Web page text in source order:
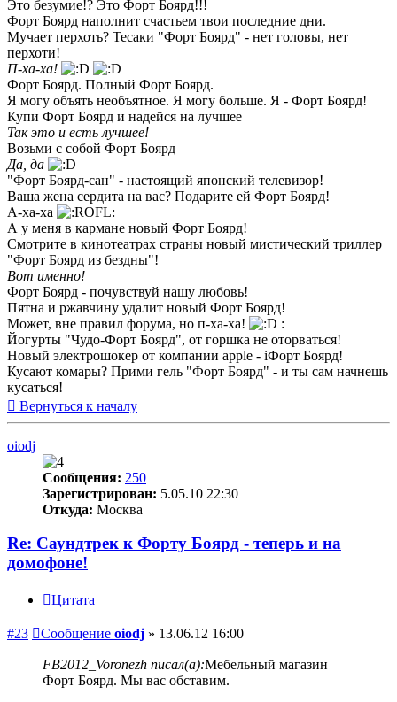
Это безумие!? Это Форт Боярд!!!
Форт Боярд наполнит счастьем твои последние дни.
Мучает перхоть? Тесаки "Форт Боярд" - нет головы, нет
перхоти!
П-ха-ха!
Форт Боярд. Полный Форт Боярд.
Я могу объять необъятное. Я могу больше. Я - Форт Боярд!
Купи Форт Боярд и надейся на лучшее
Так это и есть лучшее!
Возьми с собой Форт Боярд
Да, да
"Форт Боярд-сан" - настоящий японский телевизор!
Ваша жена сердита на вас? Подарите ей Форт Боярд!
А-ха-ха
А у меня в кармане новый Форт Боярд!
Смотрите в кинотеатрах страны новый мистический триллер
"Форт Боярд из бездны"!
Вот именно!
Форт Боярд - почувствуй нашу любовь!
Пятна и ржавчину удалит новый Форт Боярд!
Может, вне правил форума, но п-ха-ха!
:
Йогурты "Чудо-Форт Боярд", от горшка не оторваться!
Новый электрошокер от компании apple - iФорт Боярд!
Кусают комары? Прими гель "Форт Боярд" - и ты сам начнешь
кусаться!
Вернуться к началу
oiodj
Сообщения: 250
Зарегистрирован: 5.05.10 22:30
Откуда: Москва
Re: Саундтрек к Форту Боярд - теперь и на
домофоне!
Цитата
#23 Сообщение oiodj » 13.06.12 16:00
FB2012_Voronezh писал(а):Мебельный магазин
Форт Боярд. Мы вас обставим.